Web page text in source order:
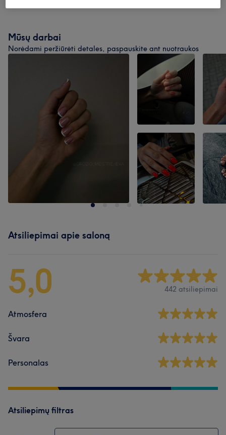
Mūsų darbai
Norėdami peržiūrėti detales, paspauskite ant nuotraukos
Atsiliepimai apie saloną
5,0 442 atsiliepimai
Atmosfera
Švara
Personalas
Atsiliepimų filtras